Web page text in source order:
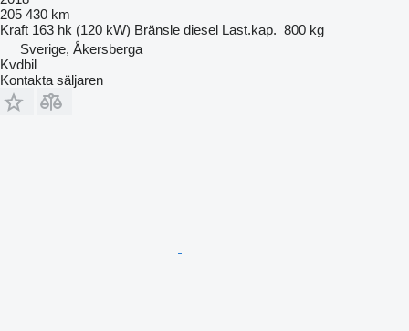
205 430 km
Kraft 163 hk (120 kW) Bränsle diesel Last.kap. 800 kg
Sverige, Åkersberga
Kvdbil
Kontakta säljaren